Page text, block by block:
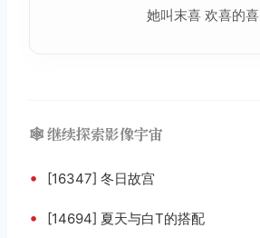
她叫末喜 欢喜的喜
🕸️ 继续探索影像宇宙
• [16347] 冬日故宫
• [14694] 夏天与白T的搭配